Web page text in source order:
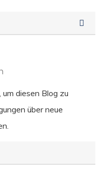
diesen Blog zu
über neue